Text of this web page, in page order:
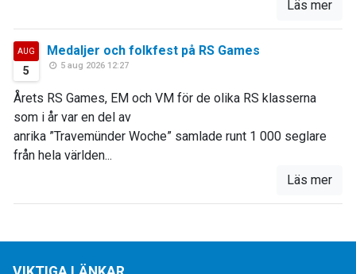
Läs mer
AUG
5
Medaljer och folkfest på RS Games
5 aug 2026 12:27
Årets RS Games, EM och VM för de olika RS klasserna
som i år var en del av
anrika ”Travemünder Woche” samlade runt 1 000 seglare
från hela världen...
Läs mer